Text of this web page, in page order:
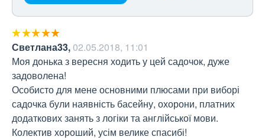
Светлана33,02.05.2018, 11:01
Моя донька з вересня ходить у цей садочок, дуже
задоволена!
Особисто для мене основними плюсами при виборі
садочка були наявність басейну, охорони, платних
додаткових занять з логіки та англійської мови.
Колектив хороший, усім велике спасибі!